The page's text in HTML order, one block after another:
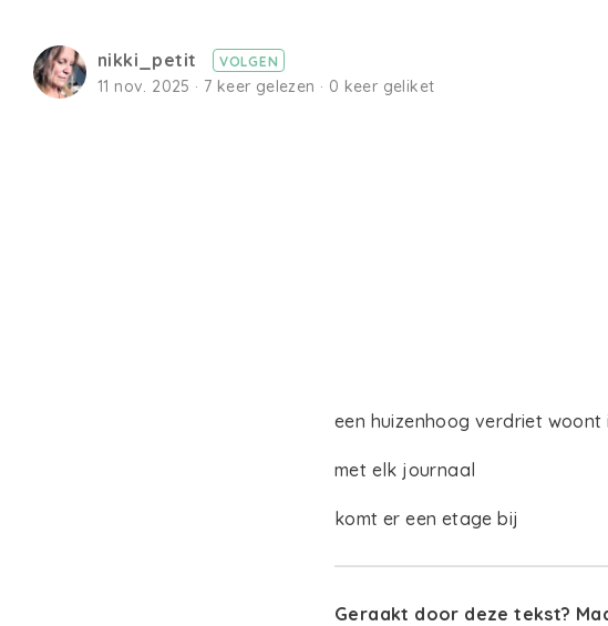
nikki_petit VOLGEN
11 nov. 2025 · 7 keer gelezen · 0 keer geliket
een huizenhoog verdriet woont
met elk journaal
komt er een etage bij
Geraakt door deze tekst?